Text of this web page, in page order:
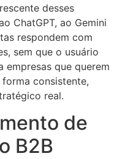
desses
ChatGPT, ao Gemini
respondem com
sem que o usuário
empresas que querem
consistente,
real.
de
B2B